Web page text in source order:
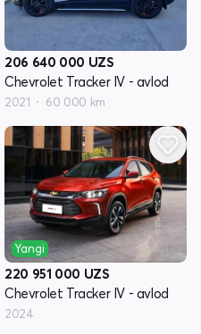
206 640 000 UZS
Chevrolet Tracker IV - avlod
2021 60 000 km
Yangi
220 951 000 UZS
Chevrolet Tracker IV - avlod
2024